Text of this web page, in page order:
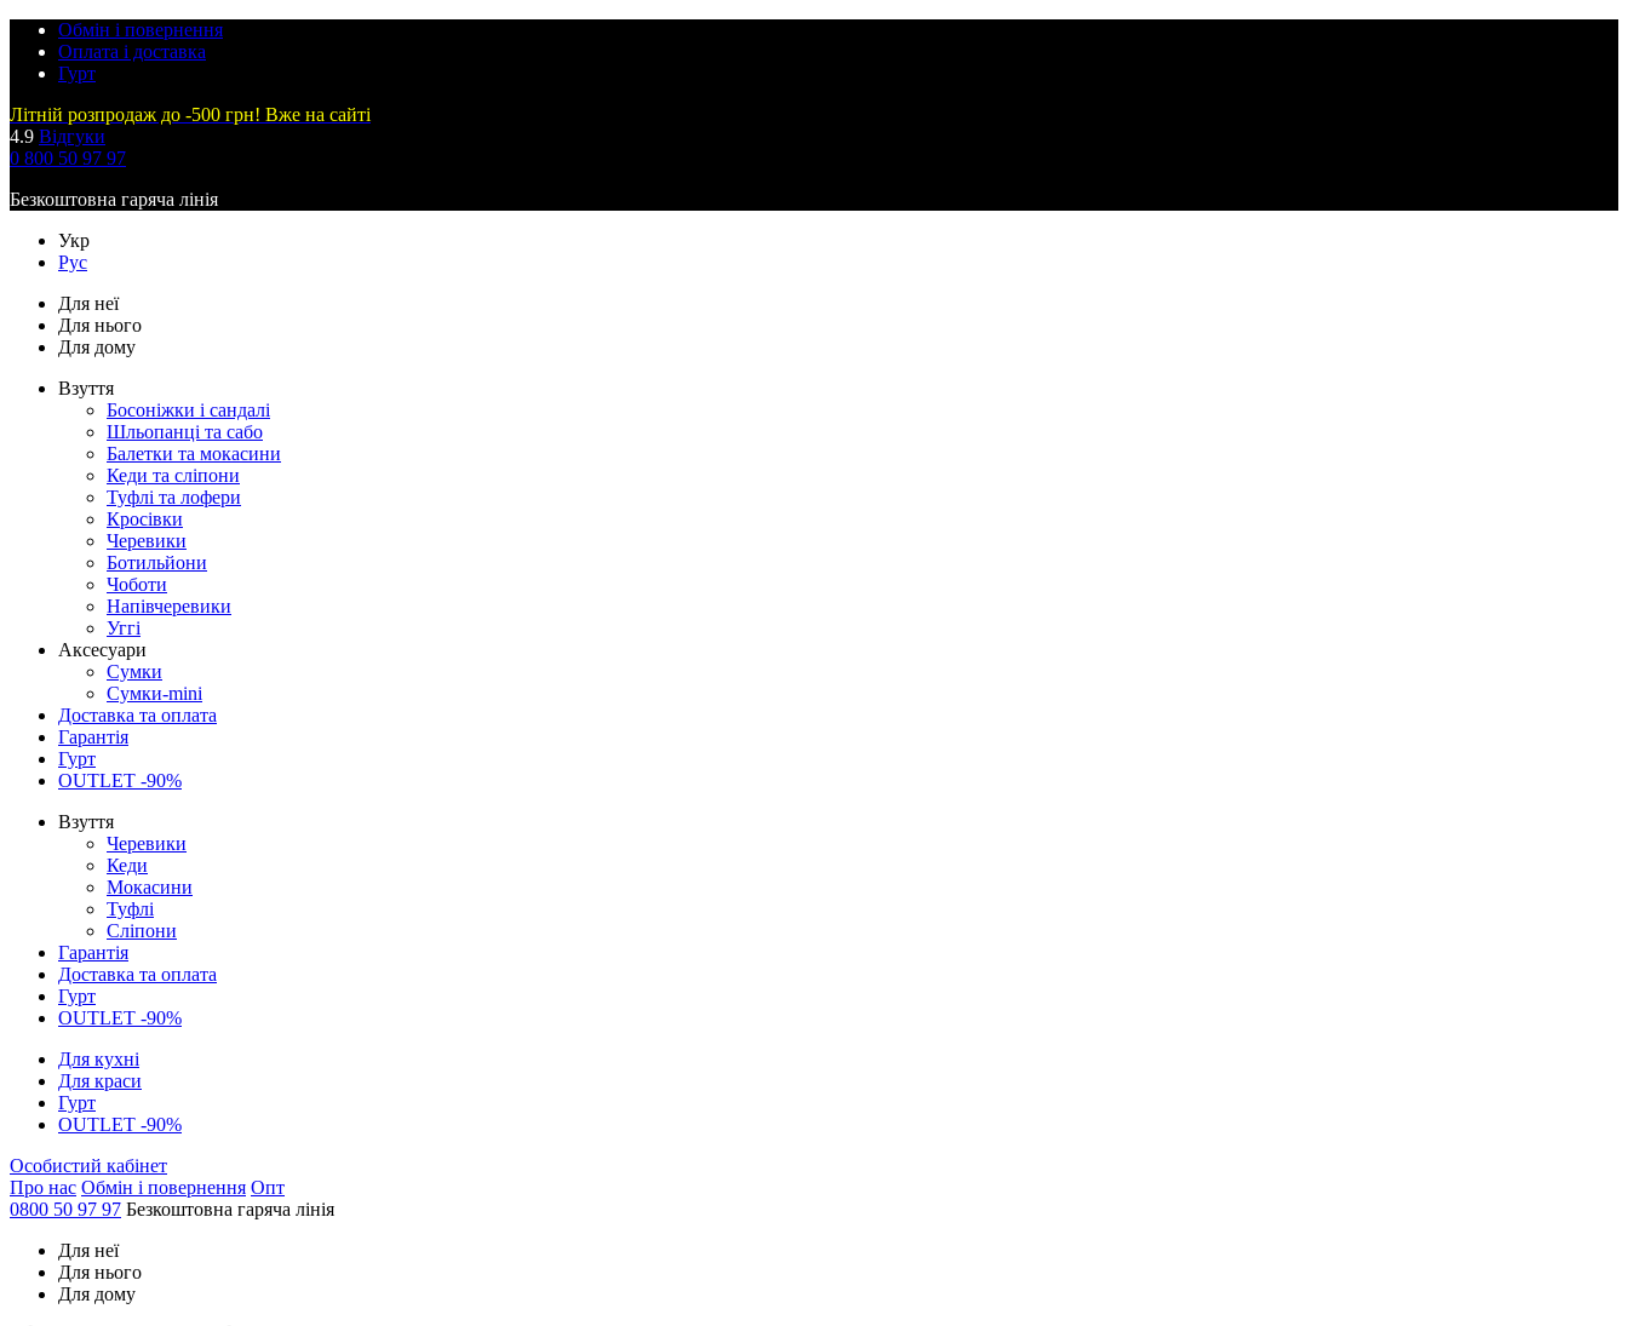
Обмін і повернення
Оплата і доставка
Гурт
Літній розпродаж до -500 грн! Вже на сайті
4.9 Відгуки
0 800 50 97 97
Безкоштовна гаряча лінія
Укр
Рус
Для неї
Для нього
Для дому
Взуття
Босоніжки і сандалі
Шльопанці та сабо
Балетки та мокасини
Кеди та сліпони
Туфлі та лофери
Кросівки
Черевики
Ботильйони
Чоботи
Напівчеревики
Уггі
Аксесуари
Сумки
Сумки-mini
Доставка та оплата
Гарантія
Гурт
OUTLET -90%
Взуття
Черевики
Кеди
Мокасини
Туфлі
Сліпони
Гарантія
Доставка та оплата
Гурт
OUTLET -90%
Для кухні
Для краси
Гурт
OUTLET -90%
Особистий кабінет
Про нас Обмін і повернення Опт
0800 50 97 97 Безкоштовна гаряча лінія
Для неї
Для нього
Для дому